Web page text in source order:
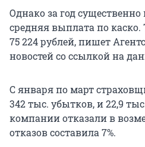
Однако за год существенно
средняя выплата по каско.
75 224 рублей, пишет
новостей со ссылкой на
С января по март
342 тыс. убытков, и 22,9
компании отказали в
отказов составила 7%.